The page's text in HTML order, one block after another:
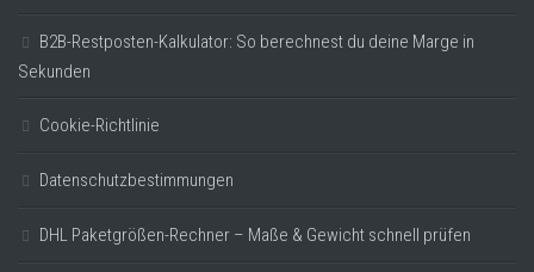
B2B-Restposten-Kalkulator: So berechnest du deine Marge in
Sekunden
Cookie-Richtlinie
Datenschutzbestimmungen
DHL Paketgrößen-Rechner – Maße & Gewicht schnell prüfen